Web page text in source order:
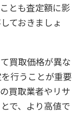
とも査定額に影
ておきましょ
買取価格が異な
行うことが重要
買取業者やリサ
で、より高値で